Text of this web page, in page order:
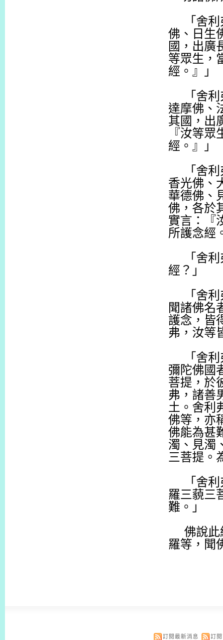
「舍
佛、日生
國，出廣
等眾生，
經。』」
「舍
達摩佛、
其國，出
『汝等
經。』」
「舍
香光佛、
華德佛、
佛，各於
實言：『
所護念經
「舍
經？」
「舍
聞諸佛名
護念，皆
弗，汝等
「舍
彌陀佛國
菩提，於
弗，諸善
土。舍利
佛等，亦
佛能為甚
濁、見濁
三菩提。
「舍
羅三藐三
難。」
佛說此
羅等，聞
訂閱最新消息 訂